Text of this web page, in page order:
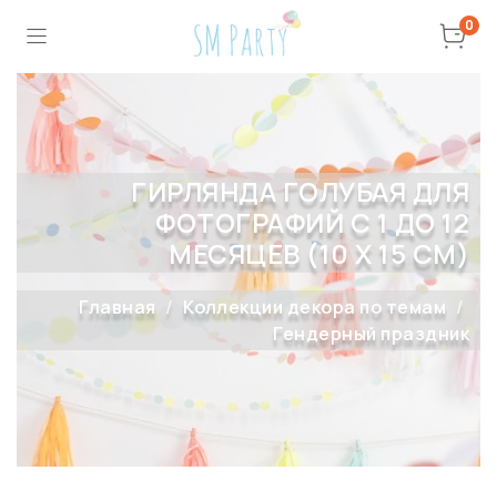
0
ГИРЛЯНДА ГОЛУБАЯ ДЛЯ
ФОТОГРАФИЙ С 1 ДО 12
МЕСЯЦЕВ (10 Х 15 СМ)
Главная
Коллекции декора по темам
Гендерный праздник